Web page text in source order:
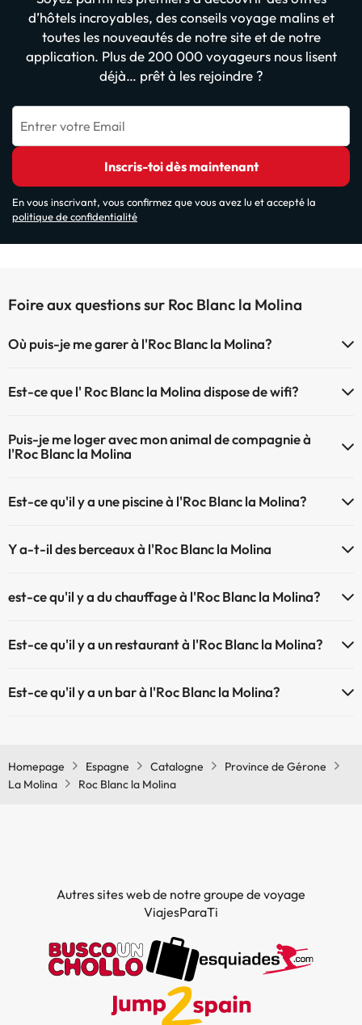
d’hôtels incroyables, des conseils voyage malins et
toutes les nouveautés de notre site et de notre
application. Plus de 200 000 voyageurs nous lisent
déjà… prêt à les rejoindre ?
Entrer votre Email
Inscris-toi dès maintenant
En vous inscrivant, vous confirmez que vous avez lu et accepté la
politique de confidentialité
Foire aux questions sur Roc Blanc la Molina
Où puis-je me garer à l'Roc Blanc la Molina?
pour vous garer (sous disponibilité?
Il y a des parkings (publiques ou privés) proche du logement.
Ceux-ci peuvent être de payement.
Est-ce que l' Roc Blanc la Molina dispose de wifi?
Puis-je me loger avec mon animal de compagnie à
l'Roc Blanc la Molina
bienvenus (sous demande et de payement à la réception). Consultez
Est-ce qu'il y a une piscine à l'Roc Blanc la Molina?
plus d'info sur la piscine et d'autres installations.
Piscine (en été)
Y a-t-il des berceaux à l'Roc Blanc la Molina
directement à la réceptio (sous demande avant l'arrivée)
est-ce qu'il y a du chauffage à l'Roc Blanc la Molina?
communes
Est-ce qu'il y a un restaurant à l'Roc Blanc la Molina?
Est-ce qu'il y a un bar à l'Roc Blanc la Molina?
Homepage Espagne Catalogne
Province de Gérone
La Molina
Roc Blanc la Molina
Autres sites web de notre groupe de voyage
ViajesParaTi